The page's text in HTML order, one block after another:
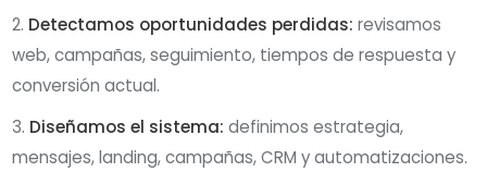
Detectamos oportunidades perdidas: revisamos
web, campañas, seguimiento, tiempos de respuesta y
conversión actual.
Diseñamos el sistema: definimos estrategia,
mensajes, landing, campañas, CRM y automatizaciones.